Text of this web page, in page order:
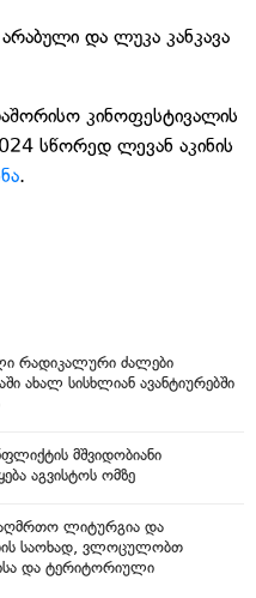
და ლუკა კანკავა
კინოფესტივალის
სწორედ ლევან აკინის
.
რადიკალური ძალები
ახალ სისხლიან ავანტიურებში
მშვიდობიანი
აგვისტოს ომზე
ლიტურგია და
საოხად, ვლოცულობთ
და ტერიტორიული